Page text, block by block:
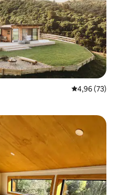
4,96 ud af 5 i
4,96 (73)